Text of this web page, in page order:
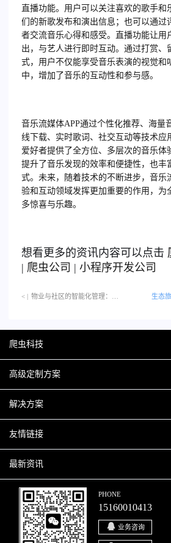
直播功能。用户可以关注喜欢的歌手和
们的新歌发布和演出信息；也可以通过
者交流音乐心得和感受。直播功能让用
出，与艺人进行即时互动。通过打赏、
式，用户不仅能享受音乐表演的视觉和
中，增加了音乐的互动性和参与感。
音乐流媒体APP通过个性化推荐、海量
线下载、实时歌词、社交互动等技术应
爱好者提供了全方位、多层次的音乐体
提升了音乐发现的效率和便捷性，也丰
式。未来，随着技术的不断进步，音乐
验和互动领域发挥更加重要的作用，为
多惊喜与乐趣。
想看更多的资讯内容可以点击
| 爬虫公司 | 小程序开发公司
< |
爬虫科技
爬虫案例
关于爬虫
高级定制方案
H5互动营销
微信小程序
移动APP
解决方案
商城解决方案
商城会员积分商城解决方案
网站解决方案
智慧校园解决方案
智慧停车解决方案
友情链接
厦门小程序开发
厦门APP开发
厦门微商城开发
最新资讯
行业资讯
爬虫动态
PHONE
15160010413
业务咨询